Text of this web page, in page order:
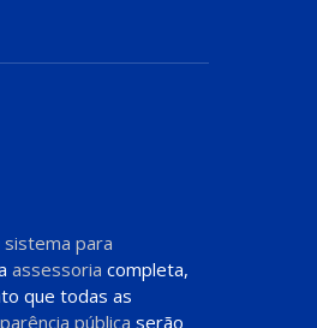
sistema para
assessoria completa,
que todas as
pública serão